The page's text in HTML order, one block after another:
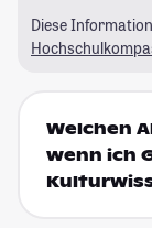
Diese
Welchen
wenn ich